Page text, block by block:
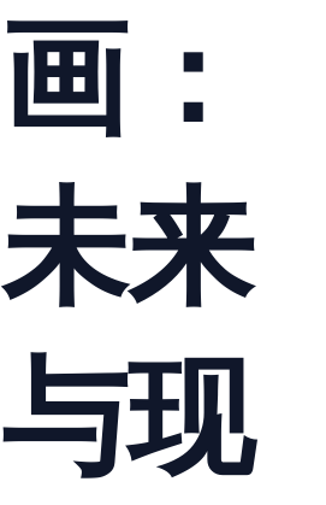
画：
未来
与现